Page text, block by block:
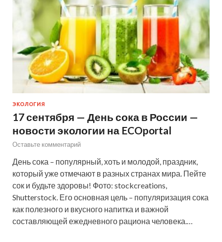
ЭКОЛОГИЯ
17 сентября — День сока в России —
новости экологии на ECOportal
Оставьте комментарий
День сока – популярный, хоть и молодой, праздник,
который уже отмечают в разных странах мира. Пейте
сок и будьте здоровы! Фото: stockcreations,
Shutterstock. Его основная цель – популяризация сока
как полезного и вкусного напитка и важной
составляющей ежедневного рациона человека.…